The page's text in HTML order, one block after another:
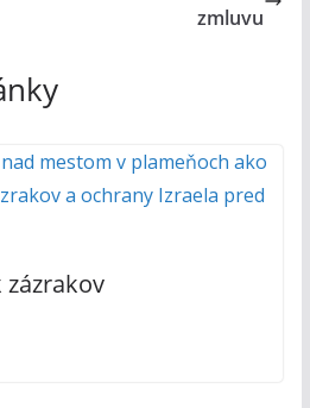
zmluvu
zázrakov